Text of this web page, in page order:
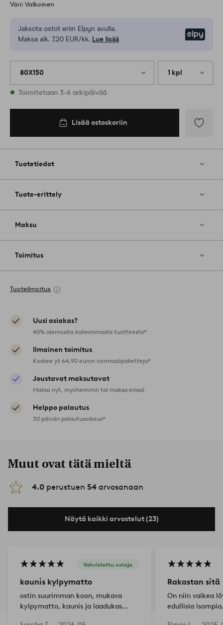
Väri: Valkoinen
Jaksota ostot eriin Elpyn avulla.
Maksa alk. 7,20 EUR/kk. Lue lisää
80X150 1 kpl
Varastossa
Toimitetaan 3-6 arkipäivää
Lisää ostoskoriin
Tuotetiedot
Tuote-erittely
Maksu
Toimitus
Tuoteilmoitus
Uusi asiakas?
40% alennusta kalleimmasta tuotteesta*
Ilmainen toimitus
Koskee yli 64,90 euron normaalipaketteja*
Joustavat maksutavat
Maksa nyt, myöhemmin tai maksa erissä
Helppo palautus
30 päivän palautusoikeus*
Muut ovat tätä mieltä
4.0 perustuen 54 arvosanaan
Näytä kaikki arvostelut (23)
Vahvistettu ostaja
kaunis kylpymatto
ostin suurimman koon, mukava
kylpymatto, kaunis ja laadukas
Rakastan sitä
On niin vaikea
edullisia isompia